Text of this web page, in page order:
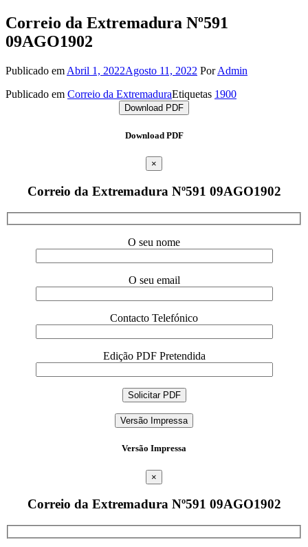
Correio da Extremadura Nº591
09AGO1902
Publicado em Abril 1, 2022Agosto 11, 2022 PorAdmin
Publicado em Correio da ExtremaduraEtiquetas 1900
Download PDF
Download PDF
×
Correio da Extremadura Nº591 09AGO1902
O seu nome
O seu email
Contacto Telefónico
Edição PDF Pretendida
Versão Impressa
Versão Impressa
×
Correio da Extremadura Nº591 09AGO1902